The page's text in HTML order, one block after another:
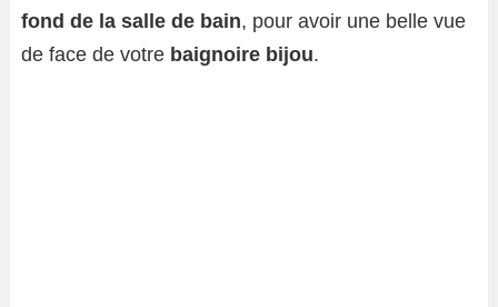
fond de la salle de bain, pour avoir une belle vue
de face de votre baignoire bijou.